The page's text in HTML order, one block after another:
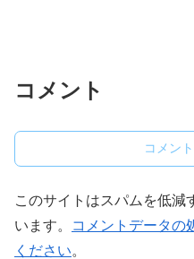
コメント
コメン
このサイトはスパムを低減
います。
コメントデータの
ください。